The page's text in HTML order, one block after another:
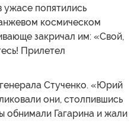
попятились
космическом
закричал им: «Свой,
Прилетел
Стученко. «Юрий
они, столпившись
обнимали Гагарина и жали